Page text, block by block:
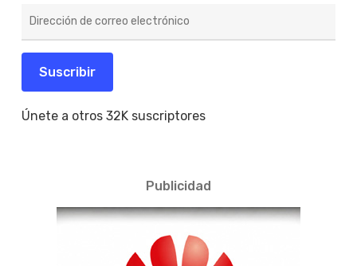
de
electrónico
Suscribir
Únete a otros 32K suscriptores
Publicidad